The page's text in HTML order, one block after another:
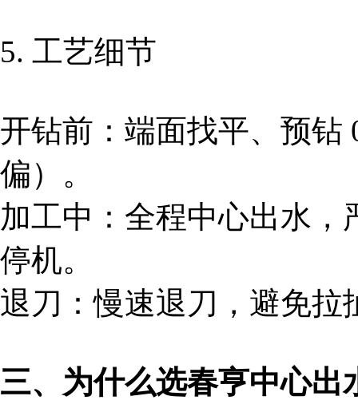
5. 工艺细节
开钻前：端面找平、预钻
偏）。
加工中：全程中心出水
停机。
退刀：慢速退刀，避免拉
三、为什么选春亨中心出